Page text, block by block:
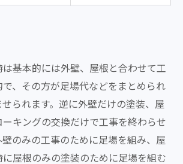
基本的には外壁、屋根と合わせて工
、その方が足場代などをまとめられ
られます。逆に外壁だけの塗装、屋
キングの交換だけで工事を終わらせ
のみの工事のために足場を組み、屋
屋根のみの塗装のために足場を組む